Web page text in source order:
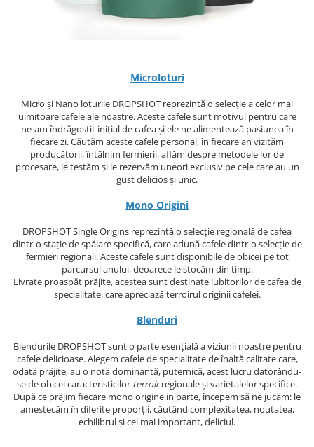
Ceaiuri de specialitate
Matcha
Alb
Zahar
Siropuri
Creative
Fara zahar
Iced Tea
Limonada
Frappé
Ciocolata calda
Lapte alternativ
Superfood Latte
Microloturi
Micro și Nano loturile DROPSHOT reprezintă o selecție a celor mai
uimitoare cafele ale noastre. Aceste cafele sunt motivul pentru care
ne-am îndrăgostit inițial de cafea și ele ne alimentează pasiunea în
fiecare zi. Căutăm aceste cafele personal, în fiecare an vizităm
producătorii, întâlnim fermierii, aflăm despre metodele lor de
procesare, le testăm și le rezervăm uneori exclusiv pe cele care au un
gust delicios și unic.
Mono Origini
DROPSHOT Single Origins reprezintă o selecție regională de cafea
dintr-o stație de spălare specifică, care adună cafele dintr-o selecție de
fermieri regionali. Aceste cafele sunt disponibile de obicei pe tot
parcursul anului, deoarece le stocăm din timp.
Livrate proaspăt prăjite, acestea sunt destinate iubitorilor de cafea de
specialitate, care apreciază terroirul originii cafelei.
Blenduri
Blendurile DROPSHOT sunt o parte esențială a viziunii noastre pentru
cafele delicioase. Alegem cafele de specialitate de înaltă calitate care,
odată prăjite, au o notă dominantă, puternică, acest lucru datorându-
se de obicei caracteristicilor terroirregionale și varietalelor specifice.
După ce prăjim fiecare mono origine in parte, începem să ne jucăm: le
amestecăm în diferite proporții, căutând complexitatea, noutatea,
echilibrul și cel mai important, deliciul.